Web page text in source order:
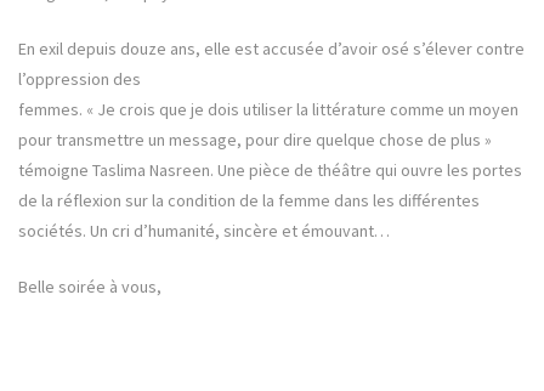
En exil depuis douze ans, elle est accusée d’avoir osé s’élever contre
l’oppression des
femmes. « Je crois que je dois utiliser la littérature comme un moyen
pour transmettre un message, pour dire quelque chose de plus »
témoigne Taslima Nasreen. Une pièce de théâtre qui ouvre les portes
de la réflexion sur la condition de la femme dans les différentes
sociétés. Un cri d’humanité, sincère et émouvant…
Belle soirée à vous,